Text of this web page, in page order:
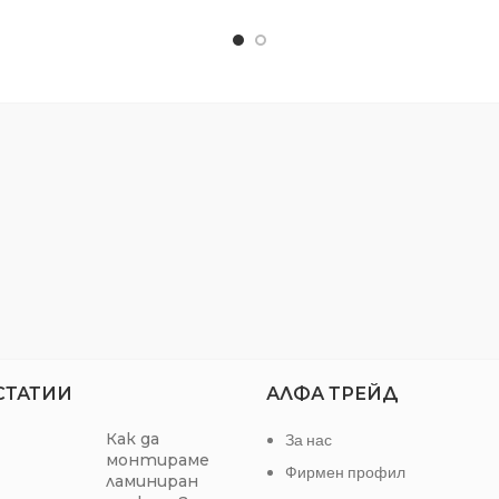
Как да
монтираме
ламиниран
АЛФА ТРЕЙД
За нас
Фирмен профил